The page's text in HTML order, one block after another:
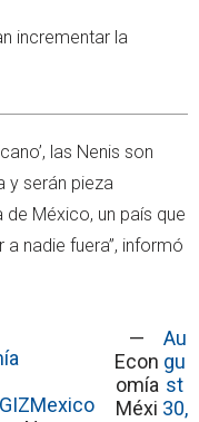
incrementar la
las Nenis son
y serán pieza
México, un país que
nadie fuera”, informó
—
Econ
omía
Méxi
Au
gu
st
30,